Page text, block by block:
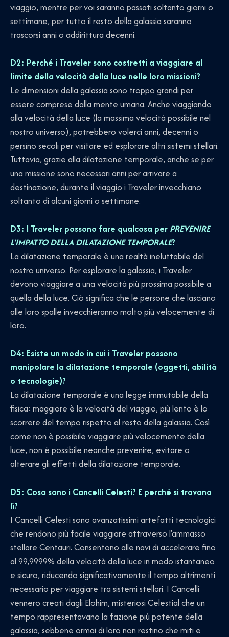
viaggio, mentre per voi saranno passati soltanto giorni o
settimane, per tutto il resto della galassia saranno
trascorsi anni o addirittura decenni.
D2: Perché i Traveler sono costretti a viaggiare al
limite della velocità della luce nelle loro missioni?
Le dimensioni della galassia sono troppo grandi per
essere comprese dalla mente umana. Anche viaggiando
alla velocità della luce (la massima velocità possibile nel
nostro universo), potrebbero volerci anni, decenni o
persino secoli per visitare ed esplorare altri sistemi stellari.
Tuttavia, grazie alla dilatazione temporale, anche se per
una missione sono necessari anni per arrivare a
destinazione, durante il viaggio i Traveler invecchiano
soltanto di alcuni giorni o settimane.
D3: I Traveler possono fare qualcosa per PREVENIRE
L'IMPATTO DELLA DILATAZIONE TEMPORALE?
La dilatazione temporale è una realtà ineluttabile del
nostro universo. Per esplorare la galassia, i Traveler
devono viaggiare a una velocità più prossima possibile a
quella della luce. Ciò significa che le persone che lasciano
alle loro spalle invecchieranno molto più velocemente di
loro.
D4: Esiste un modo in cui i Traveler possono
manipolare la dilatazione temporale (oggetti, abilità
o tecnologie)?
La dilatazione temporale è una legge immutabile della
fisica: maggiore è la velocità del viaggio, più lento è lo
scorrere del tempo rispetto al resto della galassia. Così
come non è possibile viaggiare più velocemente della
luce, non è possibile neanche prevenire, evitare o
alterare gli effetti della dilatazione temporale.
D5: Cosa sono i Cancelli Celesti? E perché si trovano
lì?
I Cancelli Celesti sono avanzatissimi artefatti tecnologici
che rendono più facile viaggiare attraverso l'ammasso
stellare Centauri. Consentono alle navi di accelerare fino
al 99,9999% della velocità della luce in modo istantaneo
e sicuro, riducendo significativamente il tempo altrimenti
necessario per viaggiare tra sistemi stellari. I Cancelli
vennero creati dagli Elohim, misteriosi Celestial che un
tempo rappresentavano la fazione più potente della
galassia, sebbene ormai di loro non restino che miti e